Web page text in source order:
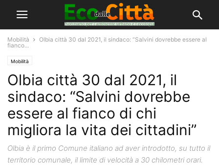
Mobilità
Olbia città 30 dal 2021, il sindaco: “Salvini dovrebbe essere al
fianco...
Mobilità
Olbia città 30 dal 2021, il
sindaco: “Salvini dovrebbe
essere al fianco di chi
migliora la vita dei cittadini”
Olbia è il primo Comune italiano ad aver introdotto, su tutto il
territorio comunale, il limite di velocità a 30 chilometri orari.